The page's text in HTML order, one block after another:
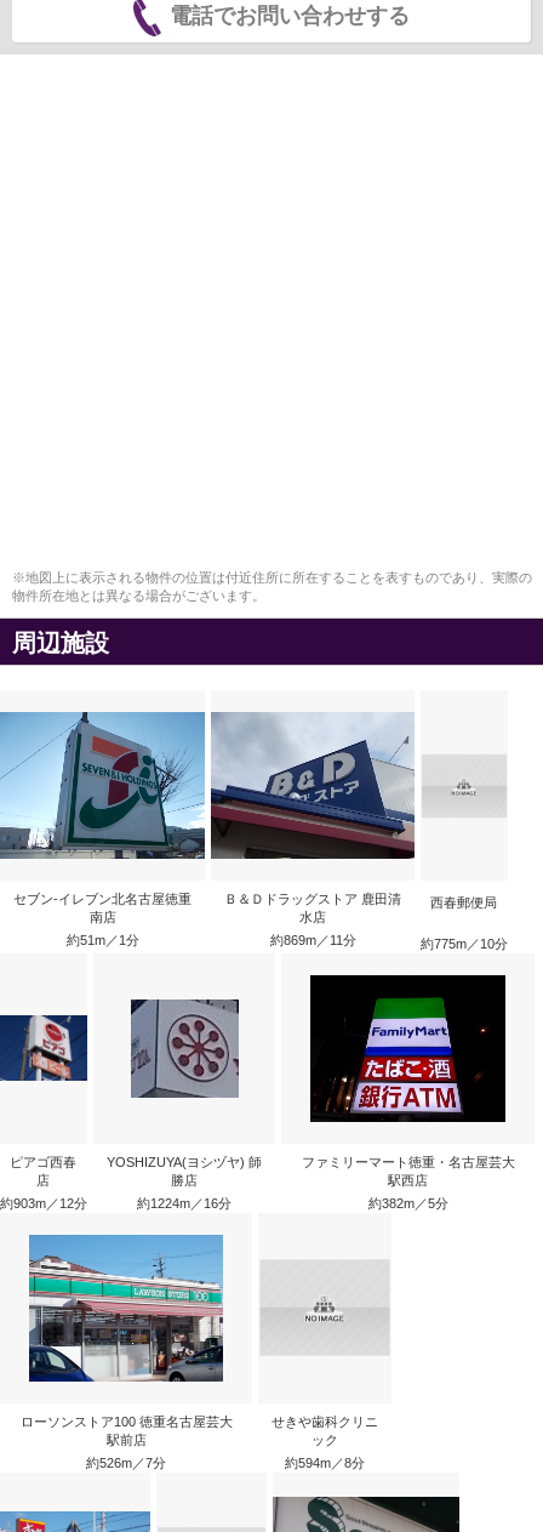
電話でお問い合わせする
※地図上に表示される物件の位置は付近住所に所在することを表すものであり、実際の
物件所在地とは異なる場合がございます。
周辺施設
セブン-イレブン北名古屋徳重
南店
約51m／1分
Ｂ＆Ｄドラッグストア 鹿田清
水店
約869m／11分
西春郵便局
約775m／10分
ピアゴ西春
店
約903m／12分
YOSHIZUYA(ヨシヅヤ) 師
勝店
約1224m／16分
ファミリーマート徳重・名古屋芸大
駅西店
約382m／5分
ローソンストア100 徳重名古屋芸大
駅前店
約526m／7分
せきや歯科クリニ
ック
約594m／8分